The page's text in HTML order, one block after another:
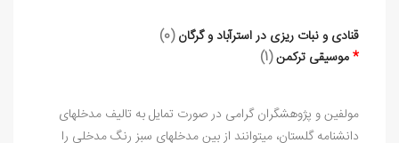
قنادی و نبات ریزی در استرآباد و گرگان (0)
*موسیقی ترکمن(1)
مولفین و پژوهشگران گرامی در صورت تمایل به تالیف مدخلهای
دانشنامه گلستان، میتوانند از بین مدخلهای سبز رنگ مدخلی را